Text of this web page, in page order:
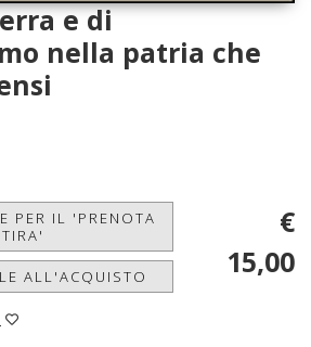
e di
nella patria che
PER IL 'PRENOTA
ALL'ACQUISTO
€
15,00